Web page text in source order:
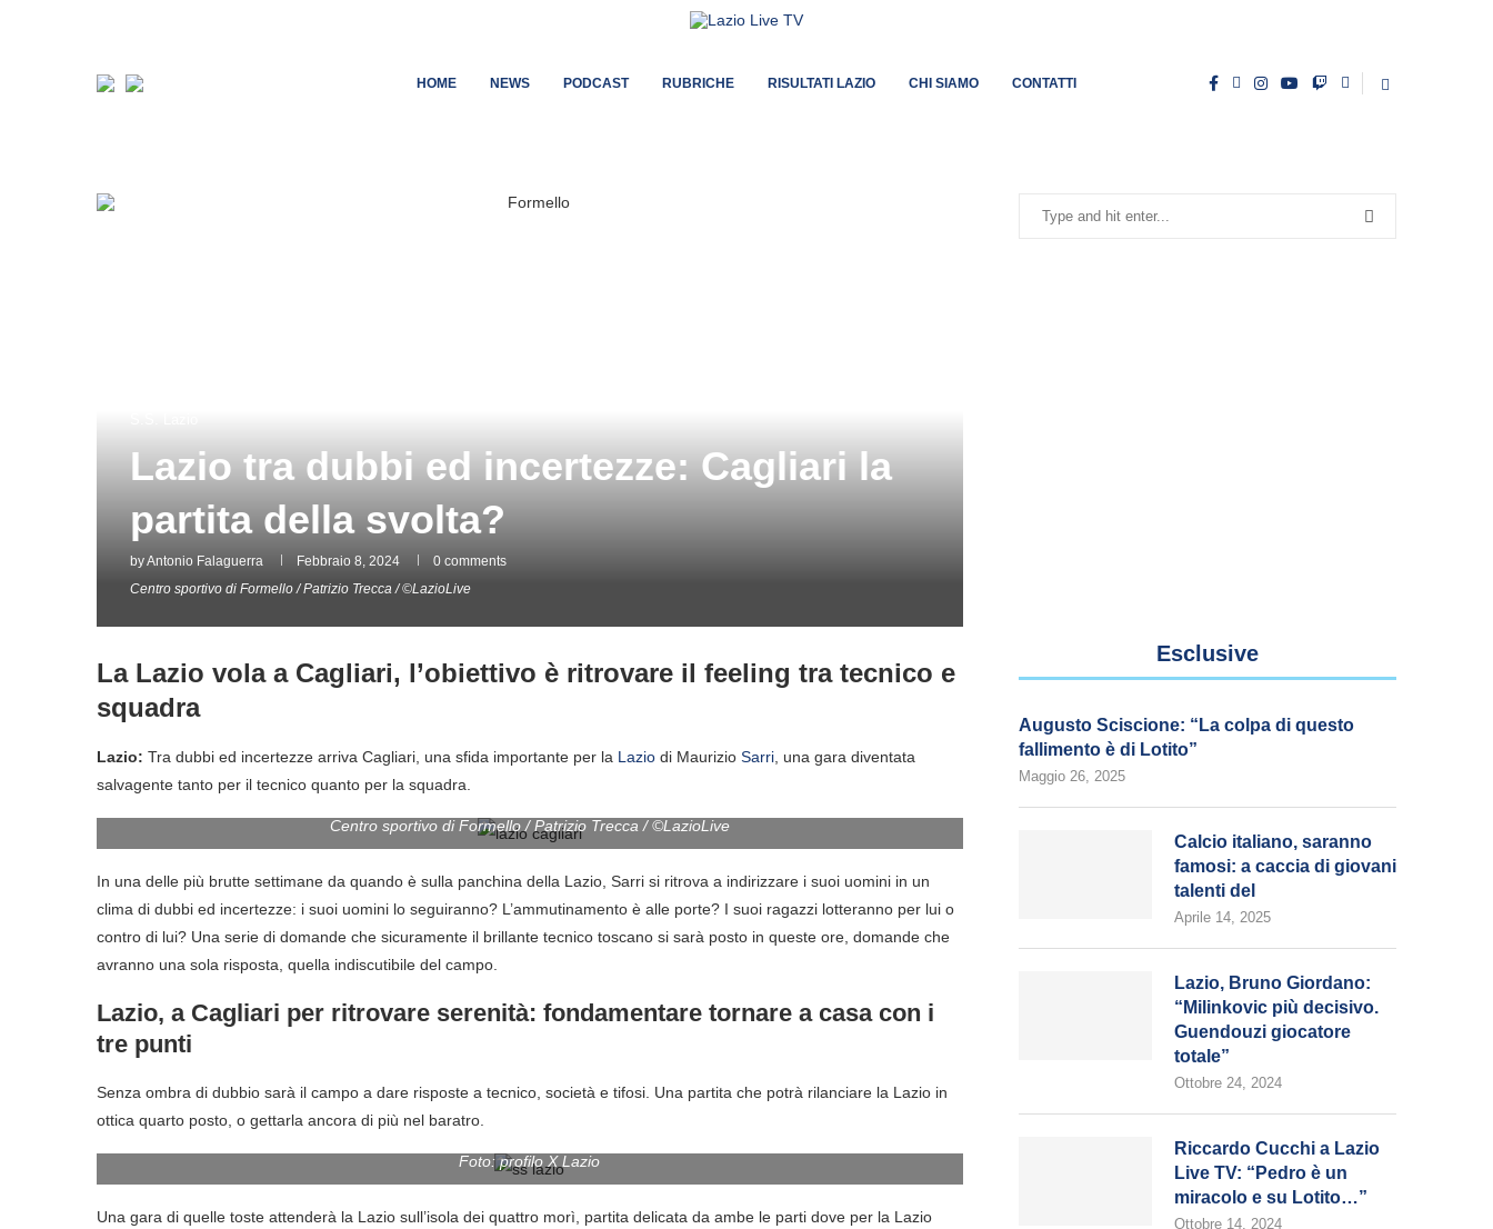
HOME NEWS PODCAST RUBRICHE RISULTATI LAZIO CHI SIAMO CONTATTI
Lazio tra dubbi ed incertezze: Cagliari la
partita della svolta?
byAntonio Falaguerra Febbraio 8, 2024
0 comments
Centro sportivo di Formello / Patrizio Trecca / ©LazioLive
La Lazio vola a Cagliari, l’obiettivo è ritrovare il feeling tra tecnico e
squadra
Lazio: Tra dubbi ed incertezze arriva Cagliari, una sfida importante per la Lazio di Maurizio Sarri , una gara diventata
salvagente tanto per il tecnico quanto per la squadra.
Centro sportivo di Formello / Patrizio Trecca / ©LazioLive
In una delle più brutte settimane da quando è sulla panchina della Lazio, Sarri si ritrova a indirizzare i suoi uomini in un
clima di dubbi ed incertezze: i suoi uomini lo seguiranno? L’ammutinamento è alle porte? I suoi ragazzi lotteranno per lui o
contro di lui? Una serie di domande che sicuramente il brillante tecnico toscano si sarà posto in queste ore, domande che
avranno una sola risposta, quella indiscutibile del campo.
Lazio, a Cagliari per ritrovare serenità: fondamentare tornare a casa con i
tre punti
Senza ombra di dubbio sarà il campo a dare risposte a tecnico, società e tifosi. Una partita che potrà rilanciare la Lazio in
ottica quarto posto, o gettarla ancora di più nel baratro.
Foto: profilo X Lazio
Una gara di quelle toste attenderà la Lazio sull’isola dei quattro morì, partita delicata da ambe le parti dove per la Lazio
Esclusive
Augusto Sciscione: “La colpa di questo
fallimento è di Lotito”
Maggio 26, 2025
Calcio italiano, saranno
famosi: a caccia di giovani
talenti del
Aprile 14, 2025
Lazio, Bruno Giordano:
“Milinkovic più decisivo.
Guendouzi giocatore
totale”
Ottobre 24, 2024
Riccardo Cucchi a Lazio
Live TV: “Pedro è un
miracolo e su Lotito…”
Ottobre 14, 2024